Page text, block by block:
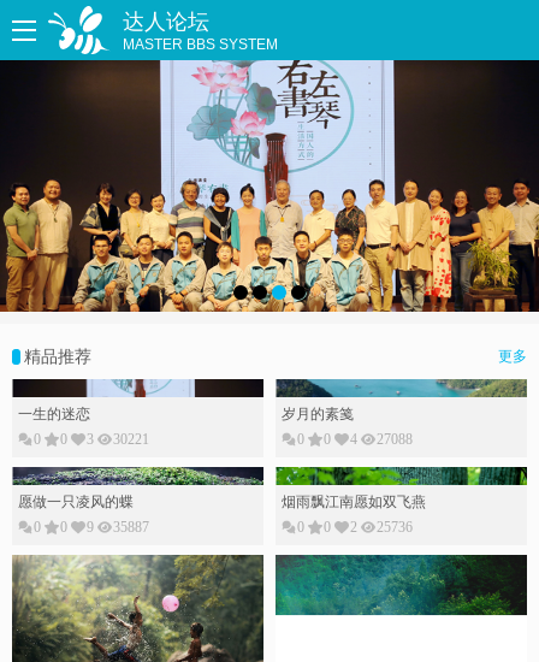
达人论坛
MASTER BBS SYSTEM
精品推荐 更多
一生的迷恋
0
0 3 30221
岁月的素䇳
0
0 4 27088
愿做一只凌风的蝶
0
0 9 35887
烟雨飘江南愿如双飞燕
0
0 2 25736